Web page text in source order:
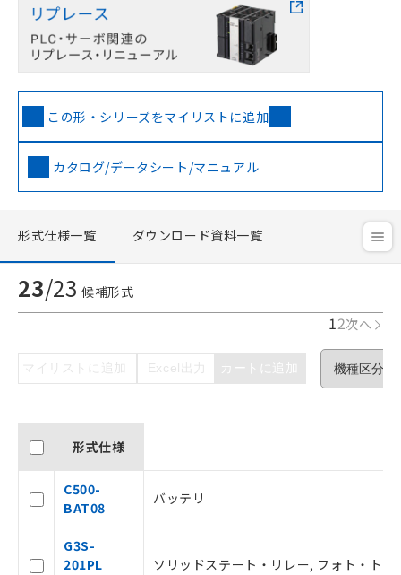
この形・シリーズをマイリストに追加
カタログ/データシート/マニュアル
形式仕様一覧 ダウンロード資料一覧
23/23 候補形式
12次へ
マイリストに追加 Excel出力 カートに追加
形式仕様
C500-
BAT08
バッテリ
G3S-
201PL
ソリッドステート・リレー, フォト・ト